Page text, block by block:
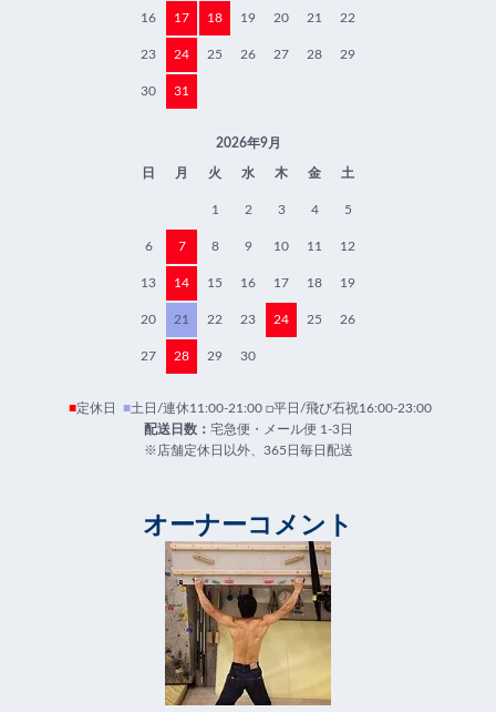
16 17 18 19 20 21 22
23 24 25 26 27 28 29
30 31
2026年9月
日 月 火 水 木 金 土
1 2 3 4 5
6 7 8 9 10 11 12
13 14 15 16 17 18 19
20 21 22 23 24 25 26
27 28 29 30
■定休日 ■土日/連休11:00-21:00 □平日/飛び石祝16:00-23:00
配送日数： 宅急便・メール便 1-3日
※店舗定休日以外、365日毎日配送
オーナーコメント